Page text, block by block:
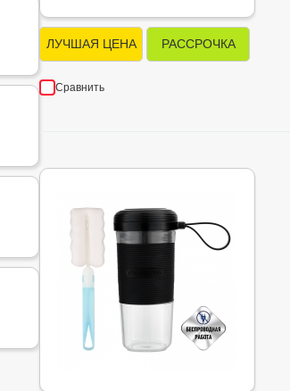
ЛУЧШАЯ ЦЕНА РАССРОЧКА
Сравнить